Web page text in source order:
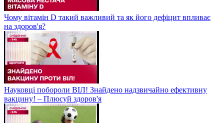
Чому вітамін D такий важливий та як його дефіцит впливає
на здоров'я?
Науковці побороли ВІЛ! Знайдено надзвичайно ефективну
вакцину! – Плюсуй здоров'я